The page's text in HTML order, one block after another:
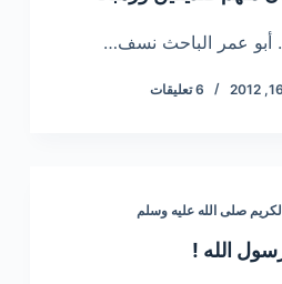
. أبو عمر الباحث نسف…
6 تعليقات
صلى الله عليه وسلم
الله !